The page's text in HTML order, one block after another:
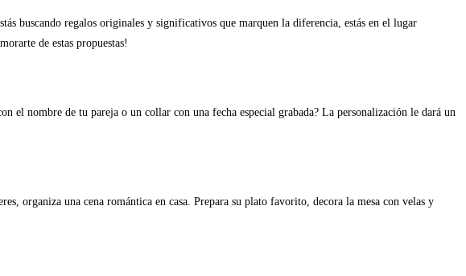
buscando regalos originales y significativos que marquen la diferencia, estás en el lugar
de estas propuestas!
el nombre de tu pareja o un collar con una fecha especial grabada? La personalización le dará un
organiza una cena romántica en casa. Prepara su plato favorito, decora la mesa con velas y